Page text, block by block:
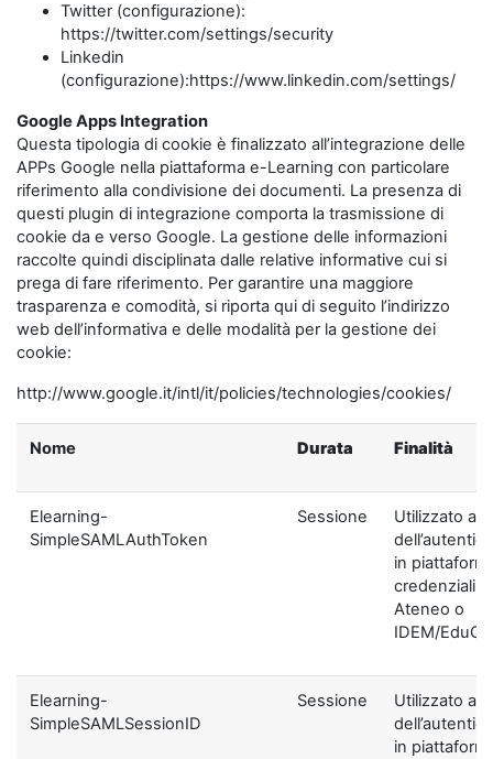
Twitter (configurazione):
https://twitter.com/settings/security
Linkedin
(configurazione):https://www.linkedin.com/settings/
Google Apps Integration
Questa tipologia di cookie è finalizzato all’integrazione delle
APPs Google nella piattaforma e-Learning con particolare
riferimento alla condivisione dei documenti. La presenza di
questi plugin di integrazione comporta la trasmissione di
cookie da e verso Google. La gestione delle informazioni
raccolte quindi disciplinata dalle relative informative cui si
prega di fare riferimento. Per garantire una maggiore
trasparenza e comodità, si riporta qui di seguito l’indirizzo
web dell’informativa e delle modalità per la gestione dei
cookie:
http://www.google.it/intl/it/policies/technologies/cookies/
Nome Durata Finalità
Elearning-
SimpleSAMLAuthToken
Sessione
Utilizzato ai
in
credenziali di
Ateneo o
IDEM/
Elearning-
SimpleSAMLSessionID
Sessione
Utilizzato ai
in